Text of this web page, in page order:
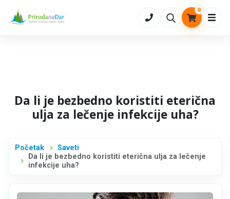
0
Da li je bezbedno koristiti eterična
ulja za lečenje infekcije uha?
Početak
Saveti
Da li je bezbedno koristiti eterična ulja za lečenje
infekcije uha?